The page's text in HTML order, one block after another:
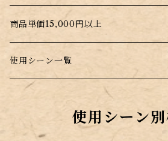
商品単価15,000円以上
使用シーン一覧
昆布を手軽に摂取したい時
使用シーン